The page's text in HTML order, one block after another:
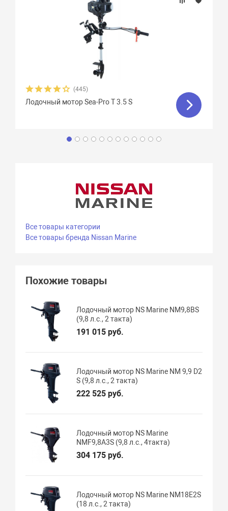
(445)
Лодочный мотор Sea-Pro T 3.5 S
Все товары категории
Все товары бренда Nissan Marine
Похожие товары
Лодочный мотор NS Marine NM9,8BS
(9,8 л.с., 2 такта)
191 015 руб.
Лодочный мотор NS Marine NM 9,9 D2
S (9,8 л.с., 2 такта)
222 525 руб.
Лодочный мотор NS Marine
NMF9,8А3S (9,8 л.с., 4такта)
304 175 руб.
Лодочный мотор NS Marine NM18E2S
(18 л.с., 2 такта)